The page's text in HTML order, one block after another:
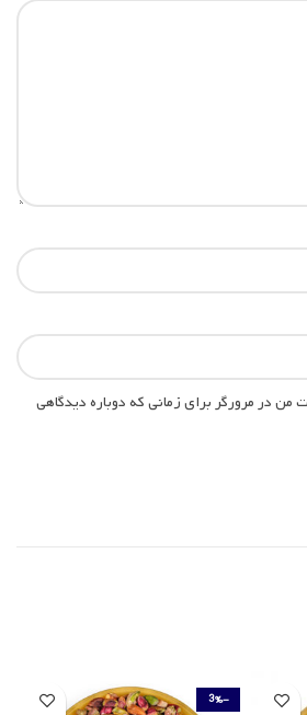
من در مرورگر برای زمانی که دوباره دیدگاهی
-3%